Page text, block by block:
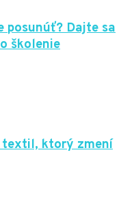
posunúť? Dajte sa
školenie
ktorý zmení